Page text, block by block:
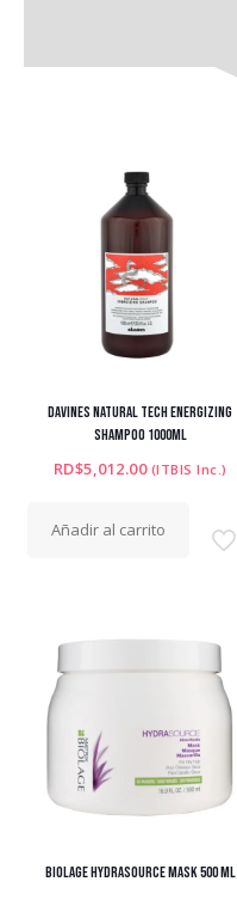
DAVINES NATURAL TECH ENERGIZING
SHAMPOO 1000ML
RD$5,012.00 (ITBIS Inc.)
Añadir al carrito
BIOLAGE HYDRASOURCE MASK 500 ML